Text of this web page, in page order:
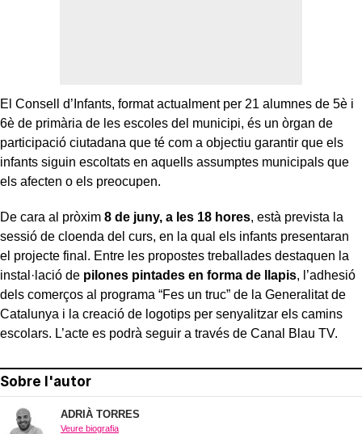
El Consell d’Infants, format actualment per 21 alumnes de 5è i
6è de primària de les escoles del municipi, és un òrgan de
participació ciutadana que té com a objectiu garantir que els
infants siguin escoltats en aquells assumptes municipals que
els afecten o els preocupen.
De cara al pròxim 8 de juny, a les 18 hores, està prevista la
sessió de cloenda del curs, en la qual els infants presentaran
el projecte final. Entre les propostes treballades destaquen la
instal·lació de pilones pintades en forma de llapis, l’adhesió
dels comerços al programa “Fes un truc” de la Generalitat de
Catalunya i la creació de logotips per senyalitzar els camins
escolars. L’acte es podrà seguir a través de Canal Blau TV.
Sobre l'autor
ADRIÀ TORRES
Veure biografia